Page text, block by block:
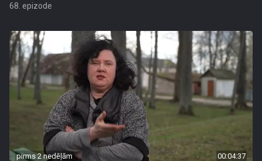
68. epizode
pirms 2 nedēļām 00:04:37